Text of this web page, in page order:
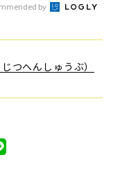
by
つへんしゅうぶ）